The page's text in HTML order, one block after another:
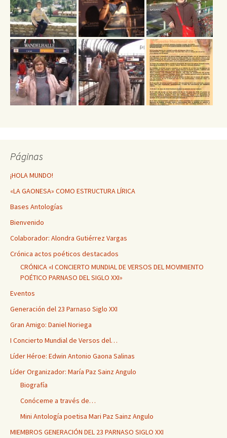
Páginas
¡HOLA MUNDO!
«LA GAONESA» COMO ESTRUCTURA LÍRICA
Bases Antologías
Bienvenido
Colaborador: Alondra Gutiérrez Vargas
Crónica actos poéticos destacados
CRÓNICA «I CONCIERTO MUNDIAL DE VERSOS DEL MOVIMIENTO
POÉTICO PARNASO DEL SIGLO XXI»
Eventos
Generación del 23 Parnaso Siglo XXI
Gran Amigo: Daniel Noriega
I Concierto Mundial de Versos del…
Líder Héroe: Edwin Antonio Gaona Salinas
Líder Organizador: María Paz Sainz Angulo
Biografía
Conóceme a través de…
Mini Antología poetisa Mari Paz Sainz Angulo
MIEMBROS GENERACIÓN DEL 23 PARNASO SIGLO XXI